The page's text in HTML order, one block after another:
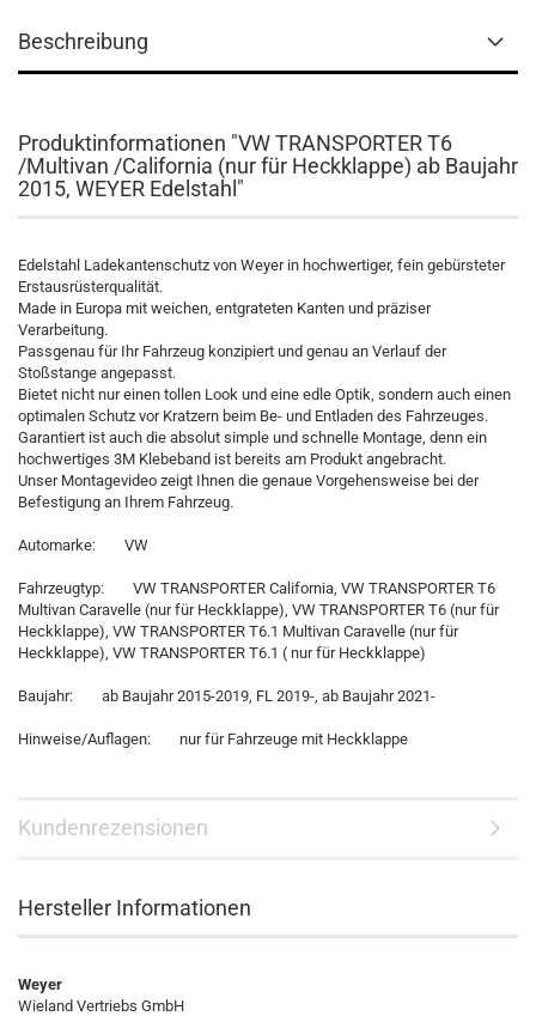
Beschreibung
Produktinformationen "VW TRANSPORTER T6
/Multivan /California (nur für Heckklappe) ab Baujahr
2015, WEYER Edelstahl"
Edelstahl Ladekantenschutz von Weyer in hochwertiger, fein gebürsteter
Erstausrüsterqualität.
Made in Europa mit weichen, entgrateten Kanten und präziser
Verarbeitung.
Passgenau für Ihr Fahrzeug konzipiert und genau an Verlauf der
Stoßstange angepasst.
Bietet nicht nur einen tollen Look und eine edle Optik, sondern auch einen
optimalen Schutz vor Kratzern beim Be- und Entladen des Fahrzeuges.
Garantiert ist auch die absolut simple und schnelle Montage, denn ein
hochwertiges 3M Klebeband ist bereits am Produkt angebracht.
Unser Montagevideo zeigt Ihnen die genaue Vorgehensweise bei der
Befestigung an Ihrem Fahrzeug.
Automarke: VW
Fahrzeugtyp: VW TRANSPORTER California, VW TRANSPORTER T6
Multivan Caravelle (nur für Heckklappe), VW TRANSPORTER T6 (nur für
Heckklappe), VW TRANSPORTER T6.1 Multivan Caravelle (nur für
Heckklappe), VW TRANSPORTER T6.1 ( nur für Heckklappe)
Baujahr: ab Baujahr 2015-2019, FL 2019-, ab Baujahr 2021-
Hinweise/Auflagen: nur für Fahrzeuge mit Heckklappe
Kundenrezensionen
Hersteller Informationen
Weyer
Wieland Vertriebs GmbH